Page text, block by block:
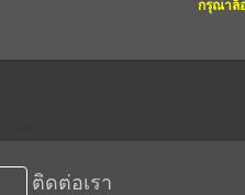
กรุณาล็
ติดต่อเรา